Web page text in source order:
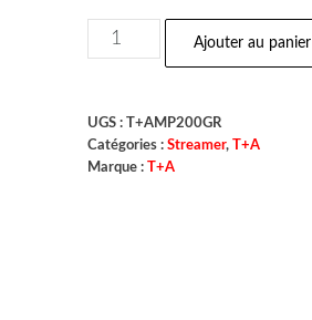
Ajouter au panier
UGS :T+AMP200GR
Catégories :Streamer,T+A
Marque :T+A